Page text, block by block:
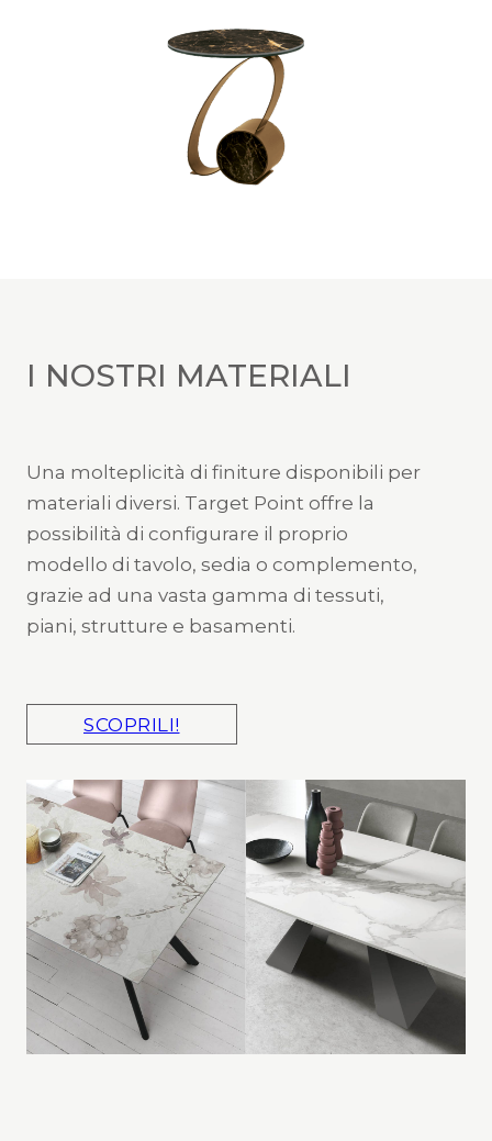
I NOSTRI MATERIALI
Una molteplicità di finiture disponibili per
materiali diversi. Target Point offre la
possibilità di configurare il proprio
modello di tavolo, sedia o complemento,
grazie ad una vasta gamma di tessuti,
piani, strutture e basamenti.
SCOPRILI!